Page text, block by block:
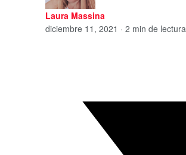
Laura Massina
diciembre 11, 2021 · 2 min de lectura